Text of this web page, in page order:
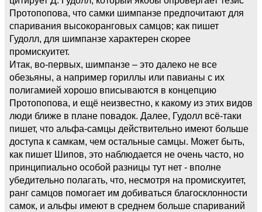
Протопопова, что самки шимпанзе предпочитают для
спаривания высокоранговых самцов; как пишет
Гудолл, для шимпанзе характерен скорее
промискуитет.
Итак, во-первых, шимпанзе – это далеко не все
обезьяны, а например гориллы или павианы с их
полигамией хорошо вписываются в концепцию
Протопопова, и ещё неизвестно, к какому из этих видов
люди ближе в плане повадок. Далее, Гудолл всё-таки
пишет, что альфа-самцы действительно имеют больше
доступа к самкам, чем остальные самцы. Может быть,
как пишет Шипов, это наблюдается не очень часто, но
принципиально особой разницы тут нет - вполне
убедительно полагать, что, несмотря на промискуитет,
ранг самцов помогает им добиваться благосклонности
самок, и альфы имеют в среднем больше спариваний